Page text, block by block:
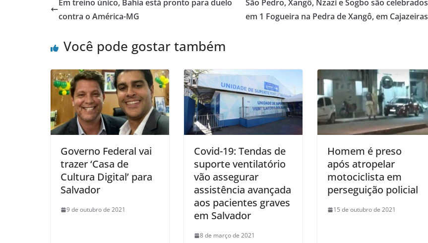
Em treino único, Bahia está pronto para duelo
contra o América-MG
São Pedro, Xangô, Nzazi e Sogbo são celebrados
em 1 Fogueira na Pedra de Xangô, em Cajazeiras
Você pode gostar também
Governo Federal vai
trazer ‘Casa de
Cultura Digital’ para
Salvador
9 de outubro de 2021
Covid-19: Tendas de
suporte ventilatório
vão assegurar
assistência avançada
aos pacientes graves
em Salvador
8 de março de 2021
Homem é preso
após atropelar
motociclista em
perseguição policial
15 de outubro de 2021